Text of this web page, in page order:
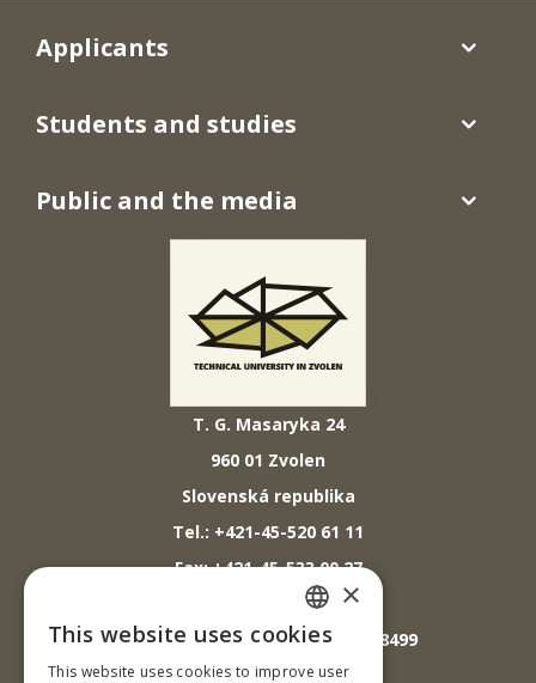
T. G. Masaryka 24
960 01 Zvolen
Slovenská republika
Tel.: +421-45-520 61 11
Fax: +421-45-533 00 27
E-mail: info@tuzvo.sk
GPS súradnice: 48.572024,19.118499
Applicants
Students and studies
Public and the media
SLOVAK
×
This website uses cookies
This website uses cookies to improve user